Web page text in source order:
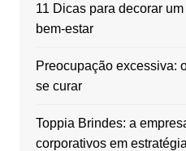
11 Dicas para decorar
bem-estar
Preocupação excessiva:
se curar
Toppia Brindes: a
corporativos em